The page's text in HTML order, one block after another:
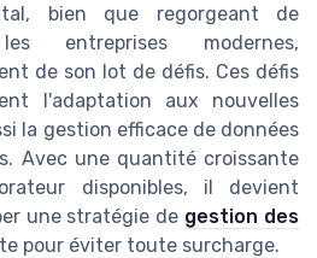
bien que regorgeant de
entreprises modernes,
de son lot de défis. Ces défis
l'adaptation aux nouvelles
la gestion efficace de données
Avec une quantité croissante
disponibles, il devient
une stratégie de gestion des
pour éviter toute surcharge.